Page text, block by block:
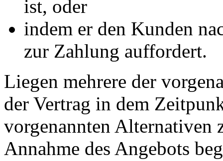
ist, oder
indem er den Kunden
zur Zahlung auffordert.
Liegen mehrere der
der Vertrag in dem
vorgenannten
Annahme des Angebots